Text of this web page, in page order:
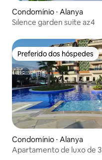
Condomínio ⋅ Alanya
Sılence garden suite az4
Preferido dos hóspedes
Preferido dos hóspedes
Condomínio ⋅ Alanya
Apartamento de luxo de